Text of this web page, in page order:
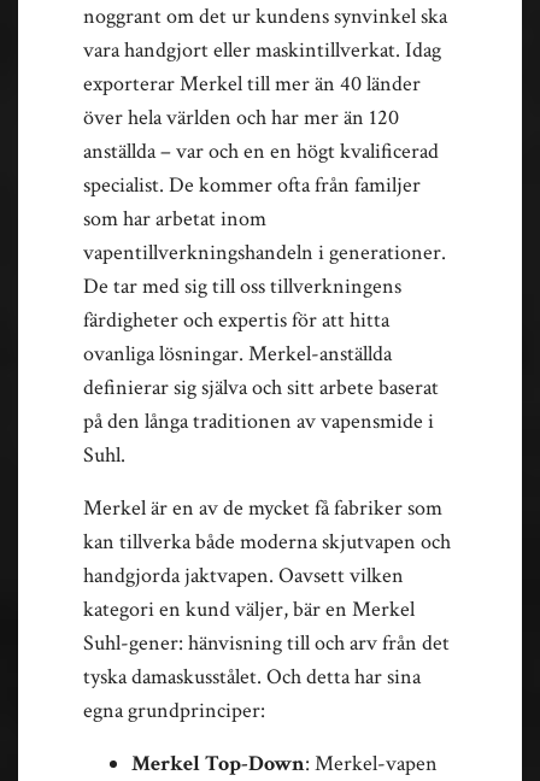
noggrant om det ur kundens synvinkel ska
vara handgjort eller maskintillverkat. Idag
exporterar Merkel till mer än 40 länder
över hela världen och har mer än 120
anställda – var och en en högt kvalificerad
specialist. De kommer ofta från familjer
som har arbetat inom
vapentillverkningshandeln i generationer.
De tar med sig till oss tillverkningens
färdigheter och expertis för att hitta
ovanliga lösningar. Merkel-anställda
definierar sig själva och sitt arbete baserat
på den långa traditionen av vapensmide i
Suhl.
Merkel är en av de mycket få fabriker som
kan tillverka både moderna skjutvapen och
handgjorda jaktvapen. Oavsett vilken
kategori en kund väljer, bär en Merkel
Suhl-gener: hänvisning till och arv från det
tyska damaskusstålet. Och detta har sina
egna grundprinciper:
Merkel Top-Down: Merkel-vapen